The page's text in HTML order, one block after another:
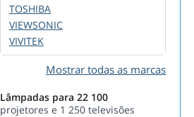
TOSHIBA
VIEWSONIC
VIVITEK
Mostrar todas as marcas
Lâmpadas para 22 100
projetores e 1 250 televisões